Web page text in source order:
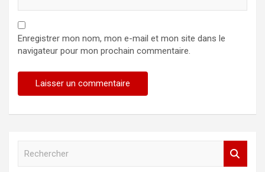
Enregistrer mon nom, mon e-mail et mon site dans le
navigateur pour mon prochain commentaire.